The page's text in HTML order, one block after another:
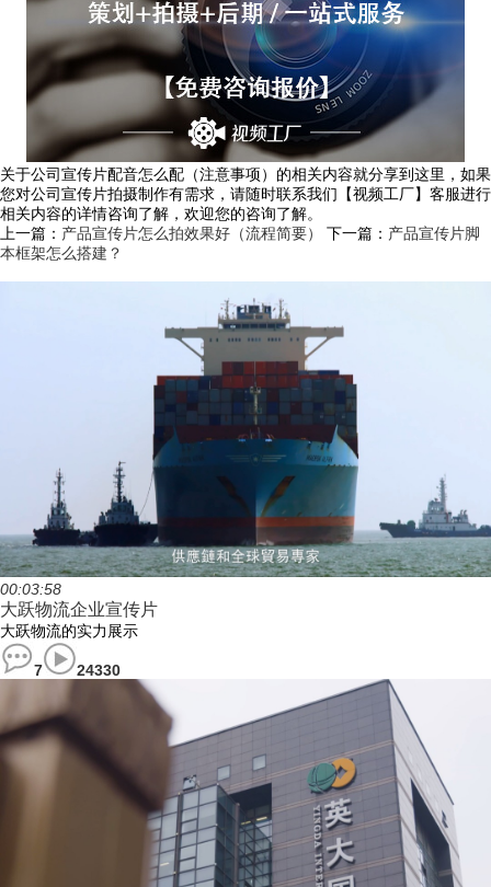
关于公司宣传片配音怎么配（注意事项）的相关内容就分享到这里，如果
您对公司宣传片拍摄制作有需求，请随时联系我们【视频工厂】客服进行
相关内容的详情咨询了解，欢迎您的咨询了解。
上一篇： 产品宣传片怎么拍效果好（流程简要） 下一篇： 产品宣传片脚
本框架怎么搭建？
00:03:58
大跃物流企业宣传片
大跃物流的实力展示
7 24330